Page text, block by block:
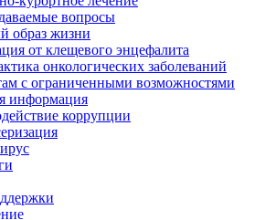
вопросы
образ жизни
от клещевого энцефалита
онкологических заболеваний
с ограниченными возможностями
информация
коррупции